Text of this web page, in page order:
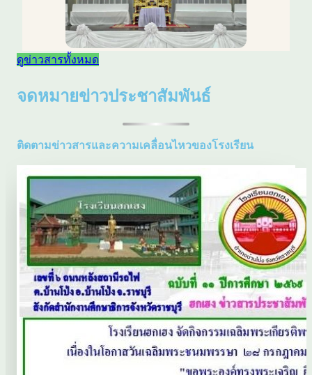
ดูข่าวสารทั้งหมด
จดหมายข่าวประชาสัมพันธ์
ติดตามข่าวสารและความเคลื่อนไหวของโรงเรียน